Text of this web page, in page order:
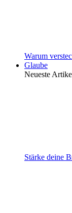
Warum
Glaube
Neueste
Stärke deine